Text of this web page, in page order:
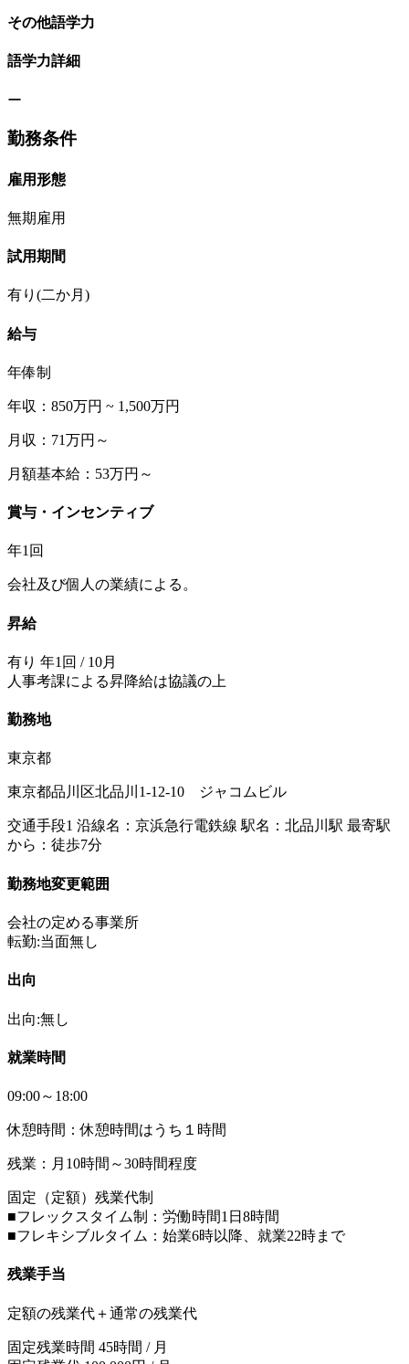
その他語学力
語学力詳細
ー
勤務条件
雇用形態
無期雇用
試用期間
有り(二か月)
給与
年俸制
年収：850万円 ~ 1,500万円
月収：71万円～
月額基本給：53万円～
賞与・インセンティブ
年1回
会社及び個人の業績による。
昇給
有り 年1回 / 10月
人事考課による昇降給は協議の上
勤務地
東京都
東京都品川区北品川1-12-10 ジャコムビル
交通手段1 沿線名：京浜急行電鉄線 駅名：北品川駅 最寄駅
から：徒歩7分
勤務地変更範囲
会社の定める事業所
転勤:当面無し
出向
出向:無し
就業時間
09:00～18:00
休憩時間：休憩時間はうち１時間
残業：月10時間～30時間程度
固定（定額）残業代制
■フレックスタイム制：労働時間1日8時間
■フレキシブルタイム：始業6時以降、就業22時まで
残業手当
定額の残業代＋通常の残業代
固定残業時間 45時間 / 月